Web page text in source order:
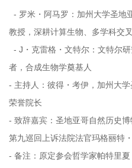
- 罗米・阿马罗：加州大学圣地
教授，深耕计算生物、多学科交
- J・克雷格・文特尔：文特尔
者，合成生物学奠基人
- 主持人：彼得・考伊，加州大
荣誉院长
- 致辞嘉宾：圣地亚哥自然历史
第九巡回上诉法院法官玛格丽特
- 备注：原定参会哲学家帕特里